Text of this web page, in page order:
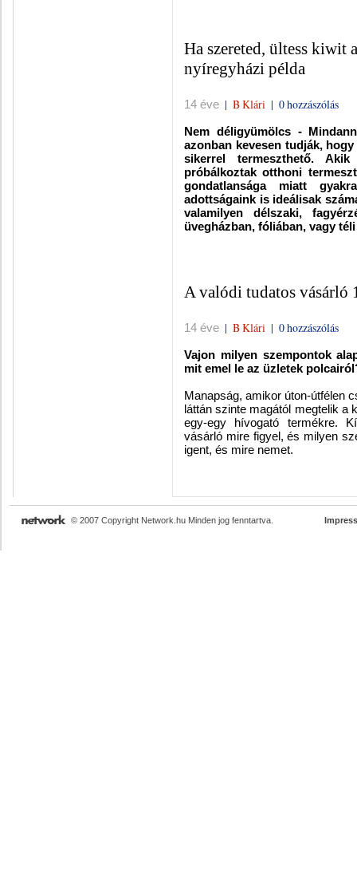
Ha szereted, ültess kiwit
nyíregyházi példa
14 éve | B Klári | 0 hozzászólás
Nem déligyümölcs -
azonban kevesen tudják,
sikerrel termeszthető.
próbálkoztak otthoni
gondatlansága miatt
adottságaink is ideálisak
valamilyen délszaki,
üvegházban, fóliában, vagy
A valódi tudatos vásárló
14 éve | B Klári | 0 hozzászólás
Vajon milyen szempontok
mit emel le az üzletek
Manapság, amikor úton-útfélen
láttán szinte magától megtelik a
egy-egy hívogató termékre.
vásárló mire figyel, és milyen
igent, és mire nemet.
© 2007 Copyright Network.hu Minden jog fenntartva.